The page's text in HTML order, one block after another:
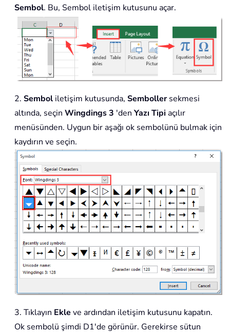
Sembol. Bu, Sembol iletişim kutusunu açar.
2. Sembol iletişim kutusunda, Sembollersekmesi
altında, seçin Wingdings 3 'den Yazı Tipi açılır
menüsünden. Uygun bir aşağı ok sembolünü bulmak için
kaydırın ve seçin.
3. Tıklayın Ekle ve ardından iletişim kutusunu kapatın.
Ok sembolü şimdi D1'de görünür. Gerekirse sütun